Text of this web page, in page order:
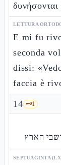
LETTURA
E mi fu
seconda
dissi:
faccia è
14 🗝️1
הארץ
SEPTUAGINTA